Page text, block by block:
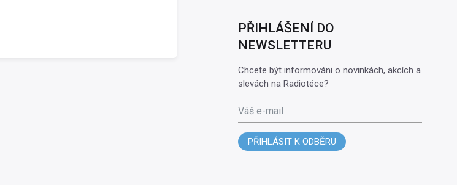
PŘIHLÁŠENÍ DO
NEWSLETTERU
Chcete být informováni o novinkách, akcích a
slevách na Radiotéce?
Váš e-mail
PŘIHLÁSIT K ODBĚRU